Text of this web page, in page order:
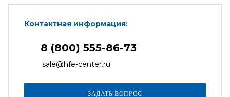
Контактная информация:
8 (800) 555-86-73
sale@hfe-center.ru